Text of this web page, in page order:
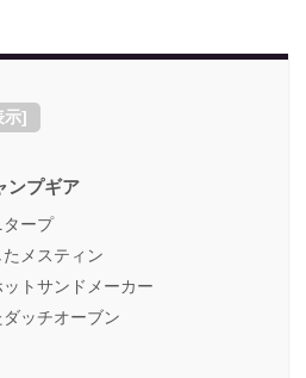
示]
ンプギア
タープ
メスティン
トサンドメーカー
ッチオーブン